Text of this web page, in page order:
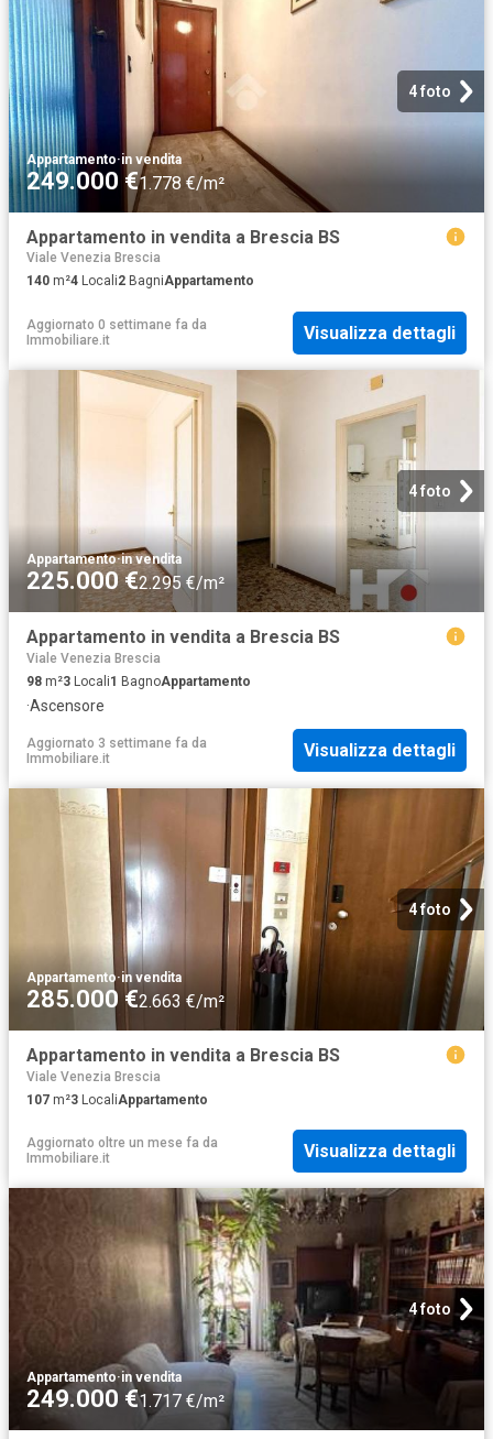
4 foto
Appartamento·in vendita
249.000 €1.778 €/m²
Appartamento in vendita a Brescia BS
Viale Venezia Brescia
140 m²4 Locali2 BagniAppartamento
Aggiornato 0 settimane fa da
Immobiliare.it
Visualizza dettagli
4 foto
Appartamento·in vendita
225.000 €2.295 €/m²
Appartamento in vendita a Brescia BS
Viale Venezia Brescia
98 m²3 Locali1 BagnoAppartamento
·Ascensore
Aggiornato 3 settimane fa da
Immobiliare.it
Visualizza dettagli
4 foto
Appartamento·in vendita
285.000 €2.663 €/m²
Appartamento in vendita a Brescia BS
Viale Venezia Brescia
107 m²3 LocaliAppartamento
Aggiornato oltre un mese fa da
Immobiliare.it
Visualizza dettagli
4 foto
Appartamento·in vendita
249.000 €1.717 €/m²